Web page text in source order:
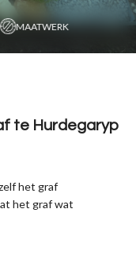
te Hurdegaryp
het graf
het graf wat